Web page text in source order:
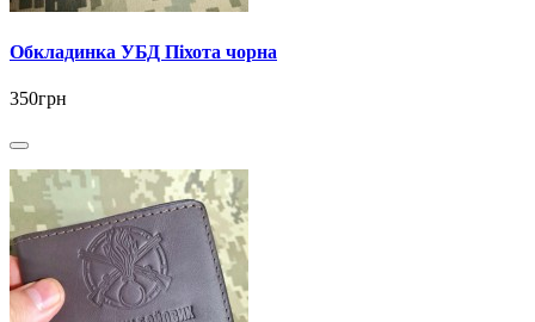
Обкладинка УБД Піхота чорна
350грн